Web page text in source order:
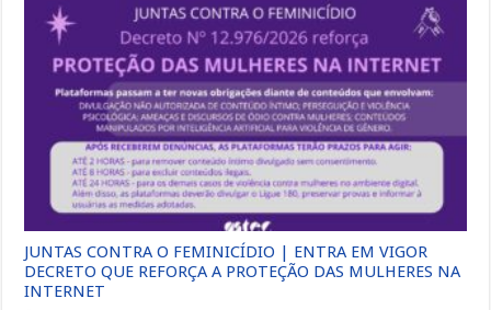
JUNTAS CONTRA O FEMINICÍDIO | ENTRA EM VIGOR
DECRETO QUE REFORÇA A PROTEÇÃO DAS MULHERES NA
INTERNET